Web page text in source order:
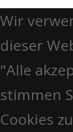
Wir
dieser
"Alle
stimmen
Cookies